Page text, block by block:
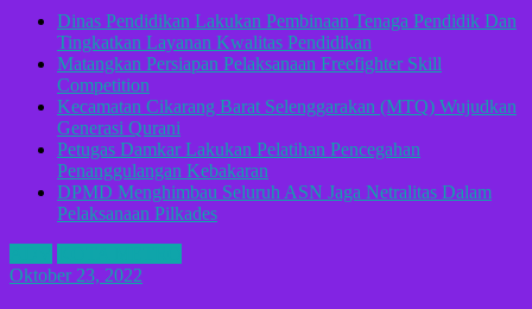
Dinas Pendidikan Lakukan Pembinaan Tenaga Pendidik Dan
Tingkatkan Layanan Kwalitas Pendidikan
Matangkan Persiapan Pelaksanaan Freefighter Skill
Competition
Kecamatan Cikarang Barat Selenggarakan (MTQ) Wujudkan
Generasi Qurani
Petugas Damkar Lakukan Pelatihan Pencegahan
Penanggulangan Kebakaran
DPMD Menghimbau Seluruh ASN Jaga Netralitas Dalam
Pelaksanaan Pilkades
Oktober 23, 2022